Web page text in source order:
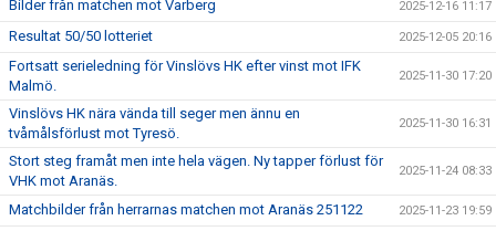
Bilder från matchen mot Varberg 2025-12-16 11:17
Resultat 50/50 lotteriet 2025-12-05 20:16
Fortsatt serieledning för Vinslövs HK efter vinst mot IFK
Malmö.
2025-11-30 17:20
Vinslövs HK nära vända till seger men ännu en
tvåmålsförlust mot Tyresö.
2025-11-30 16:31
Stort steg framåt men inte hela vägen. Ny tapper förlust för
VHK mot Aranäs.
2025-11-24 08:33
Matchbilder från herrarnas matchen mot Aranäs 251122 2025-11-23 19:59